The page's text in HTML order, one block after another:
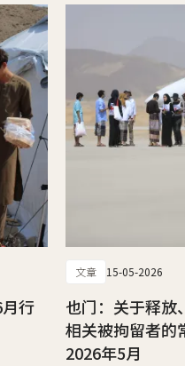
行
文章 15-05-2026
也门：关于释放
相关被拘留者
2026年5月